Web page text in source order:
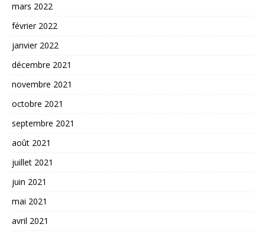
mars 2022
février 2022
janvier 2022
décembre 2021
novembre 2021
octobre 2021
septembre 2021
août 2021
juillet 2021
juin 2021
mai 2021
avril 2021